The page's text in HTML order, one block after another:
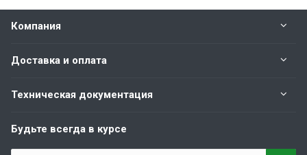
Компания
Доставка и оплата
Техническая документация
Будьте всегда в курсе